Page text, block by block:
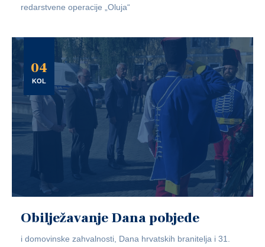
redarstvene operacije „Oluja“
04
KOL
Obilježavanje Dana pobjede
i domovinske zahvalnosti, Dana hrvatskih branitelja i 31.